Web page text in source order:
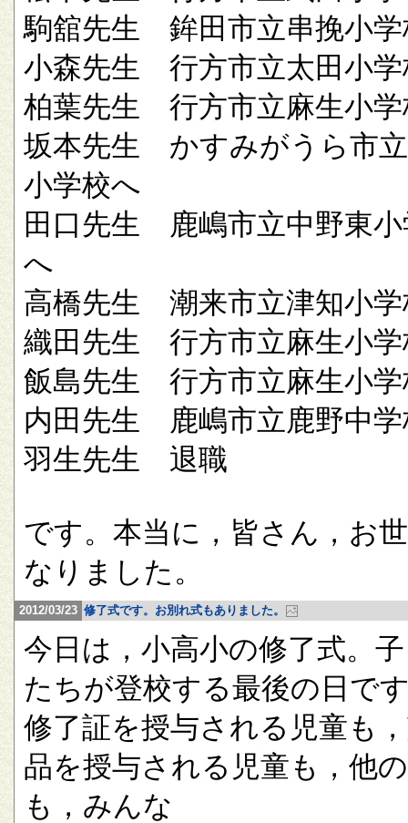
駒舘先生 鉾田市立串挽小学
小森先生 行方市立太田小学
柏葉先生 行方市立麻生小学
坂本先生 かすみがうら市
小学校へ
田口先生 鹿嶋市立中野東小
へ
高橋先生 潮来市立津知小学
織田先生 行方市立麻生小学
飯島先生 行方市立麻生小学
内田先生 鹿嶋市立鹿野中学
羽生先生 退職
です。本当に，皆さん，お
なりました。
2012/03/23 修了式です。お別れ式もありました。
今日は，小高小の修了式。
たちが登校する最後の日で
修了証を授与される児童も
品を授与される児童も，他
も，みんな